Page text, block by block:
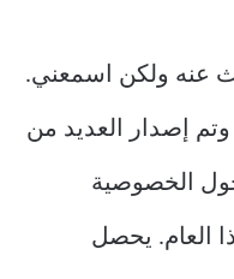
عنه ولكن اسمعني.
الخصوصية
العام. يحصل